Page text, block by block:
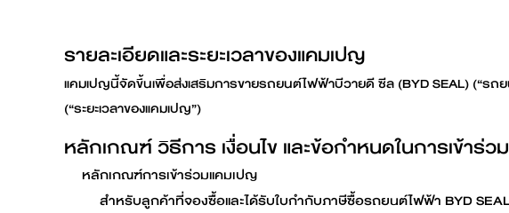
รายละเอียดและระยะเวลาของแคมเปญ
แคมเปญนี้จัดขึ้นเพื่อส่งเสริมการขายรถยนต์ไฟฟ้าบีวายดี ซีล (BYD SEAL) (“ร
(“ระยะเวลาของแคมเปญ”)
หลักเกณฑ์ วิธีการ เงื่อนไข และข้อกำหนดในการเข้าร่ว
หลักเกณฑ์การเข้าร่วมแคมเปญ
สำหรับลูกค้าที่จองซื้อและได้รับใบกำกับภาษีซื้อรถยนต์ไฟฟ้า BYD